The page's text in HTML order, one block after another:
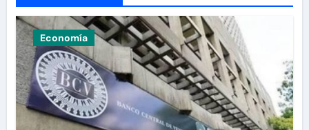
Economía